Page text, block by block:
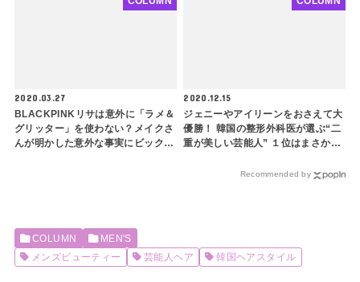
2020.03.27
BLACKPINKリサは意外に「ラメ＆
グリッター」を使わない？メイクさ
んが明かした意外な事実にビック
2020.12.15
ジェニーやアイリーンをおさえて大
優勝！ 韓国の整形外科医が選ぶ“二
重が美しい芸能人” １位はまさかの
意外な結果にビックリ
Recommended by
COLUMN
MEN'S
メンズビューティー
芸能人ヘア 韓国ヘアスタイル